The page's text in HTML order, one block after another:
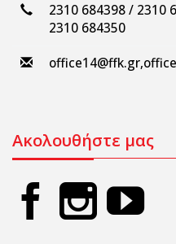
2310 684398 / 2310
2310 684350
office14@ffk.gr,
Ακολουθήστε μας